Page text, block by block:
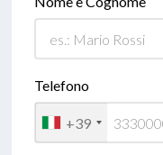
Telefono
+39